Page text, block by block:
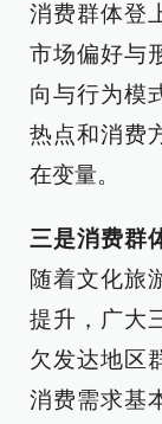
消费群体登
市场偏好与
向与行为模
热点和消费
在变量。
三是消费群
随着文化旅
提升，广大
欠发达地区
消费需求基